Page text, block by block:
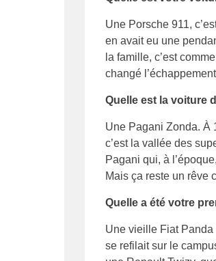
Une Porsche 911,
en avait eu une
la famille, c’est
changé
Quelle est la voiture
Une Pagani Zonda. À
c’est la vallée des
Pagani qui, à
Mais ça reste un rêve
Quelle a été votre
Une vieille Fiat Panda
se refilait sur le